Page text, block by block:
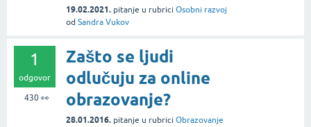
19.02.2021. pitanje u rubrici Osobni razvoj
od Sandra Vukov
1
odgovor
430👀
Zašto se ljudi
odlučuju za online
obrazovanje?
28.01.2016. pitanje u rubrici Obrazovanje